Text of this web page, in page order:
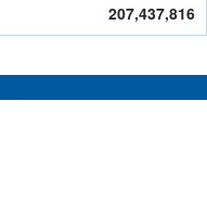
207,437,816